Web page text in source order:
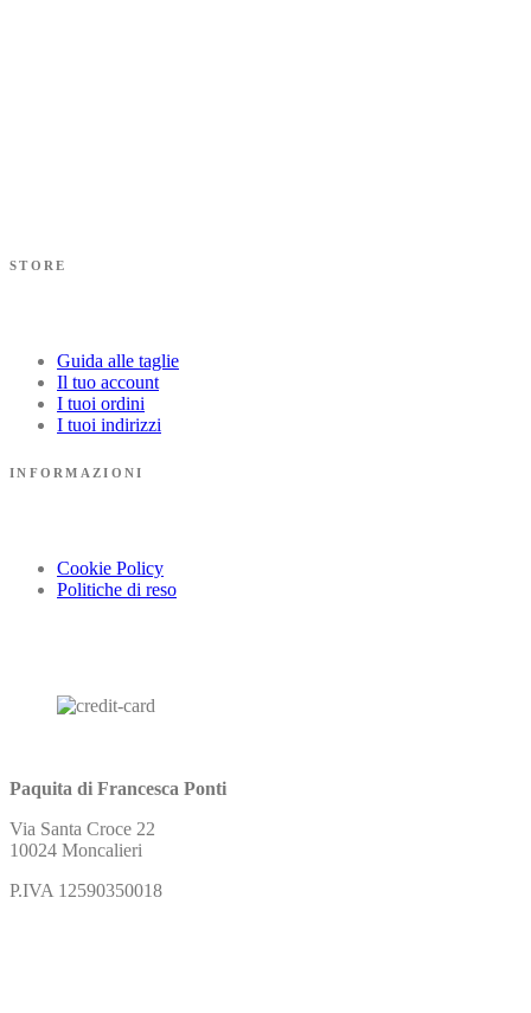
STORE
Guida alle taglie
Il tuo account
I tuoi ordini
I tuoi indirizzi
INFORMAZIONI
Cookie Policy
Politiche di reso
Paquita di Francesca Ponti
Via Santa Croce 22
10024 Moncalieri
P.IVA 12590350018